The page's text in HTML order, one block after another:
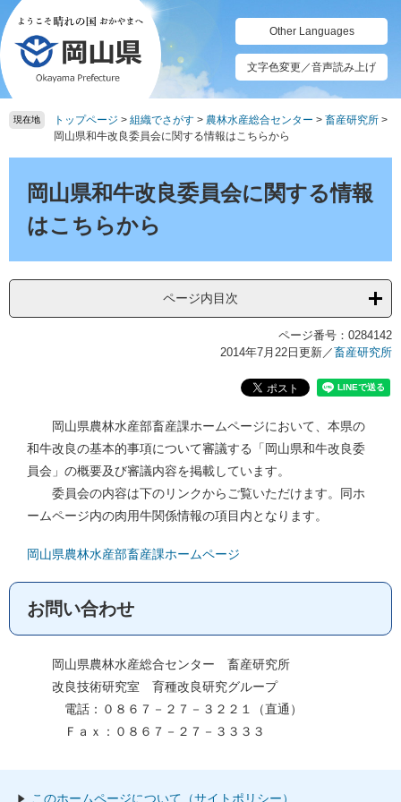
ペ
ー
ジ
の
先
頭
メ
ニ
ュ
ー
を
飛
て
Other Languages
文字色変更／音声読み上げ
現在地 トップページ > 組織でさがす > 農林水産総合センター > 畜産研究所 >
岡山県和牛改良委員会に関する情報はこちらから
岡山県和牛改良委員会に関する情報
はこちらから
ページ内目次
ページ番号：0284142
2014年7月22日更新／畜産研究所
岡山県農林水産部畜産課ホームページにおいて、本県の
和牛改良の基本的事項について審議する「岡山県和牛改良委
員会」の概要及び審議内容を掲載しています。
委員会の内容は下のリンクからご覧いただけます。同ホ
ームページ内の肉用牛関係情報の項目内となります。
岡山県農林水産部畜産課ホームページ
お問い合わせ
岡山県農林水産総合センター 畜産研究所
改良技術研究室 育種改良研究グループ
電話：０８６７－２７－３２２１（直通）
Ｆａｘ：０８６７－２７－３３３３
このホームページについて（サイトポリシー）